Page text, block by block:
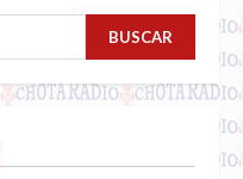
BUSCAR